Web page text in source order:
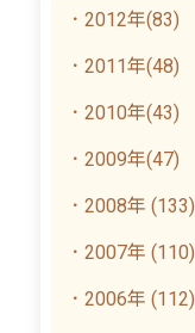
．2012年(83)
．2011年(48)
．2010年(43)
．2009年(47)
．2008年 (133)
．2007年 (110)
．2006年 (112)